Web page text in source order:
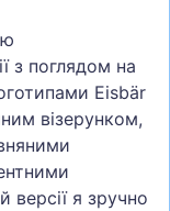
з поглядом на
Eisbär
візерунком,
версії я зручно